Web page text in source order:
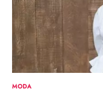
QUE
A
MODA
SURPREENDEU
MODA